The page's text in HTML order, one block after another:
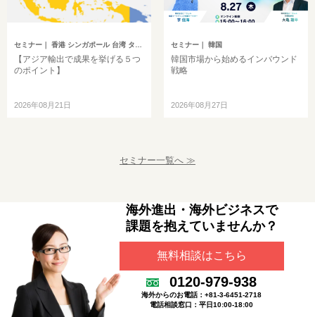
セミナー ｜ 香港 シンガポール 台湾 タイ マレーシア
【アジア輸出で成果を挙げる５つ
のポイント】
2026年08月21日
セミナー｜ 韓国
韓国市場から始めるインバウンド
戦略
2026年08月27日
セミナー一覧へ ≫
海外進出・海外ビジネスで
課題を抱えていませんか？
無料相談はこちら
0120-979-938
海外からのお電話：+81-3-6451-2718
電話相談窓口：平日10:00-18:00